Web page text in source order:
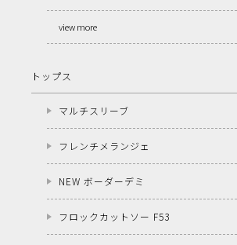
view more
トップス
マルチスリーブ
フレンチメランジェ
NEW ボーダーデミ
フロックカットソー F53